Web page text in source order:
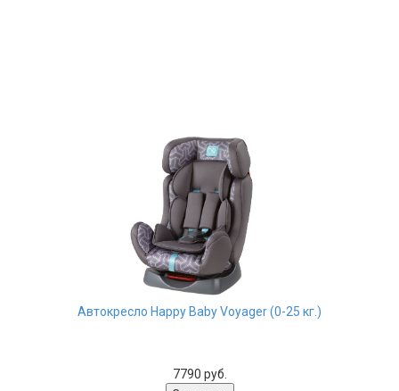
Автокресло Happy Baby Voyager (0-25 кг.)
7790 руб.